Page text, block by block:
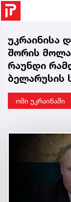
უკრაინისა
შორის
რაუნდი
ბელარუსის
ომი უკრაინაში